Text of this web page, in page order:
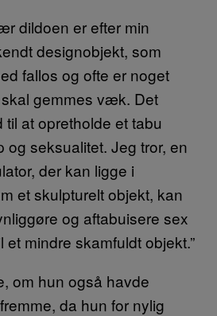
dildoen er efter min
designobjekt, som
fallos og ofte er noget
gemmes væk. Det
til at opretholde et tabu
og seksualitet. Jeg tror, en
der kan ligge i
et skulpturelt objekt, kan
og aftabuisere sex
mindre skamfuldt objekt.”
om hun også havde
da hun for nylig